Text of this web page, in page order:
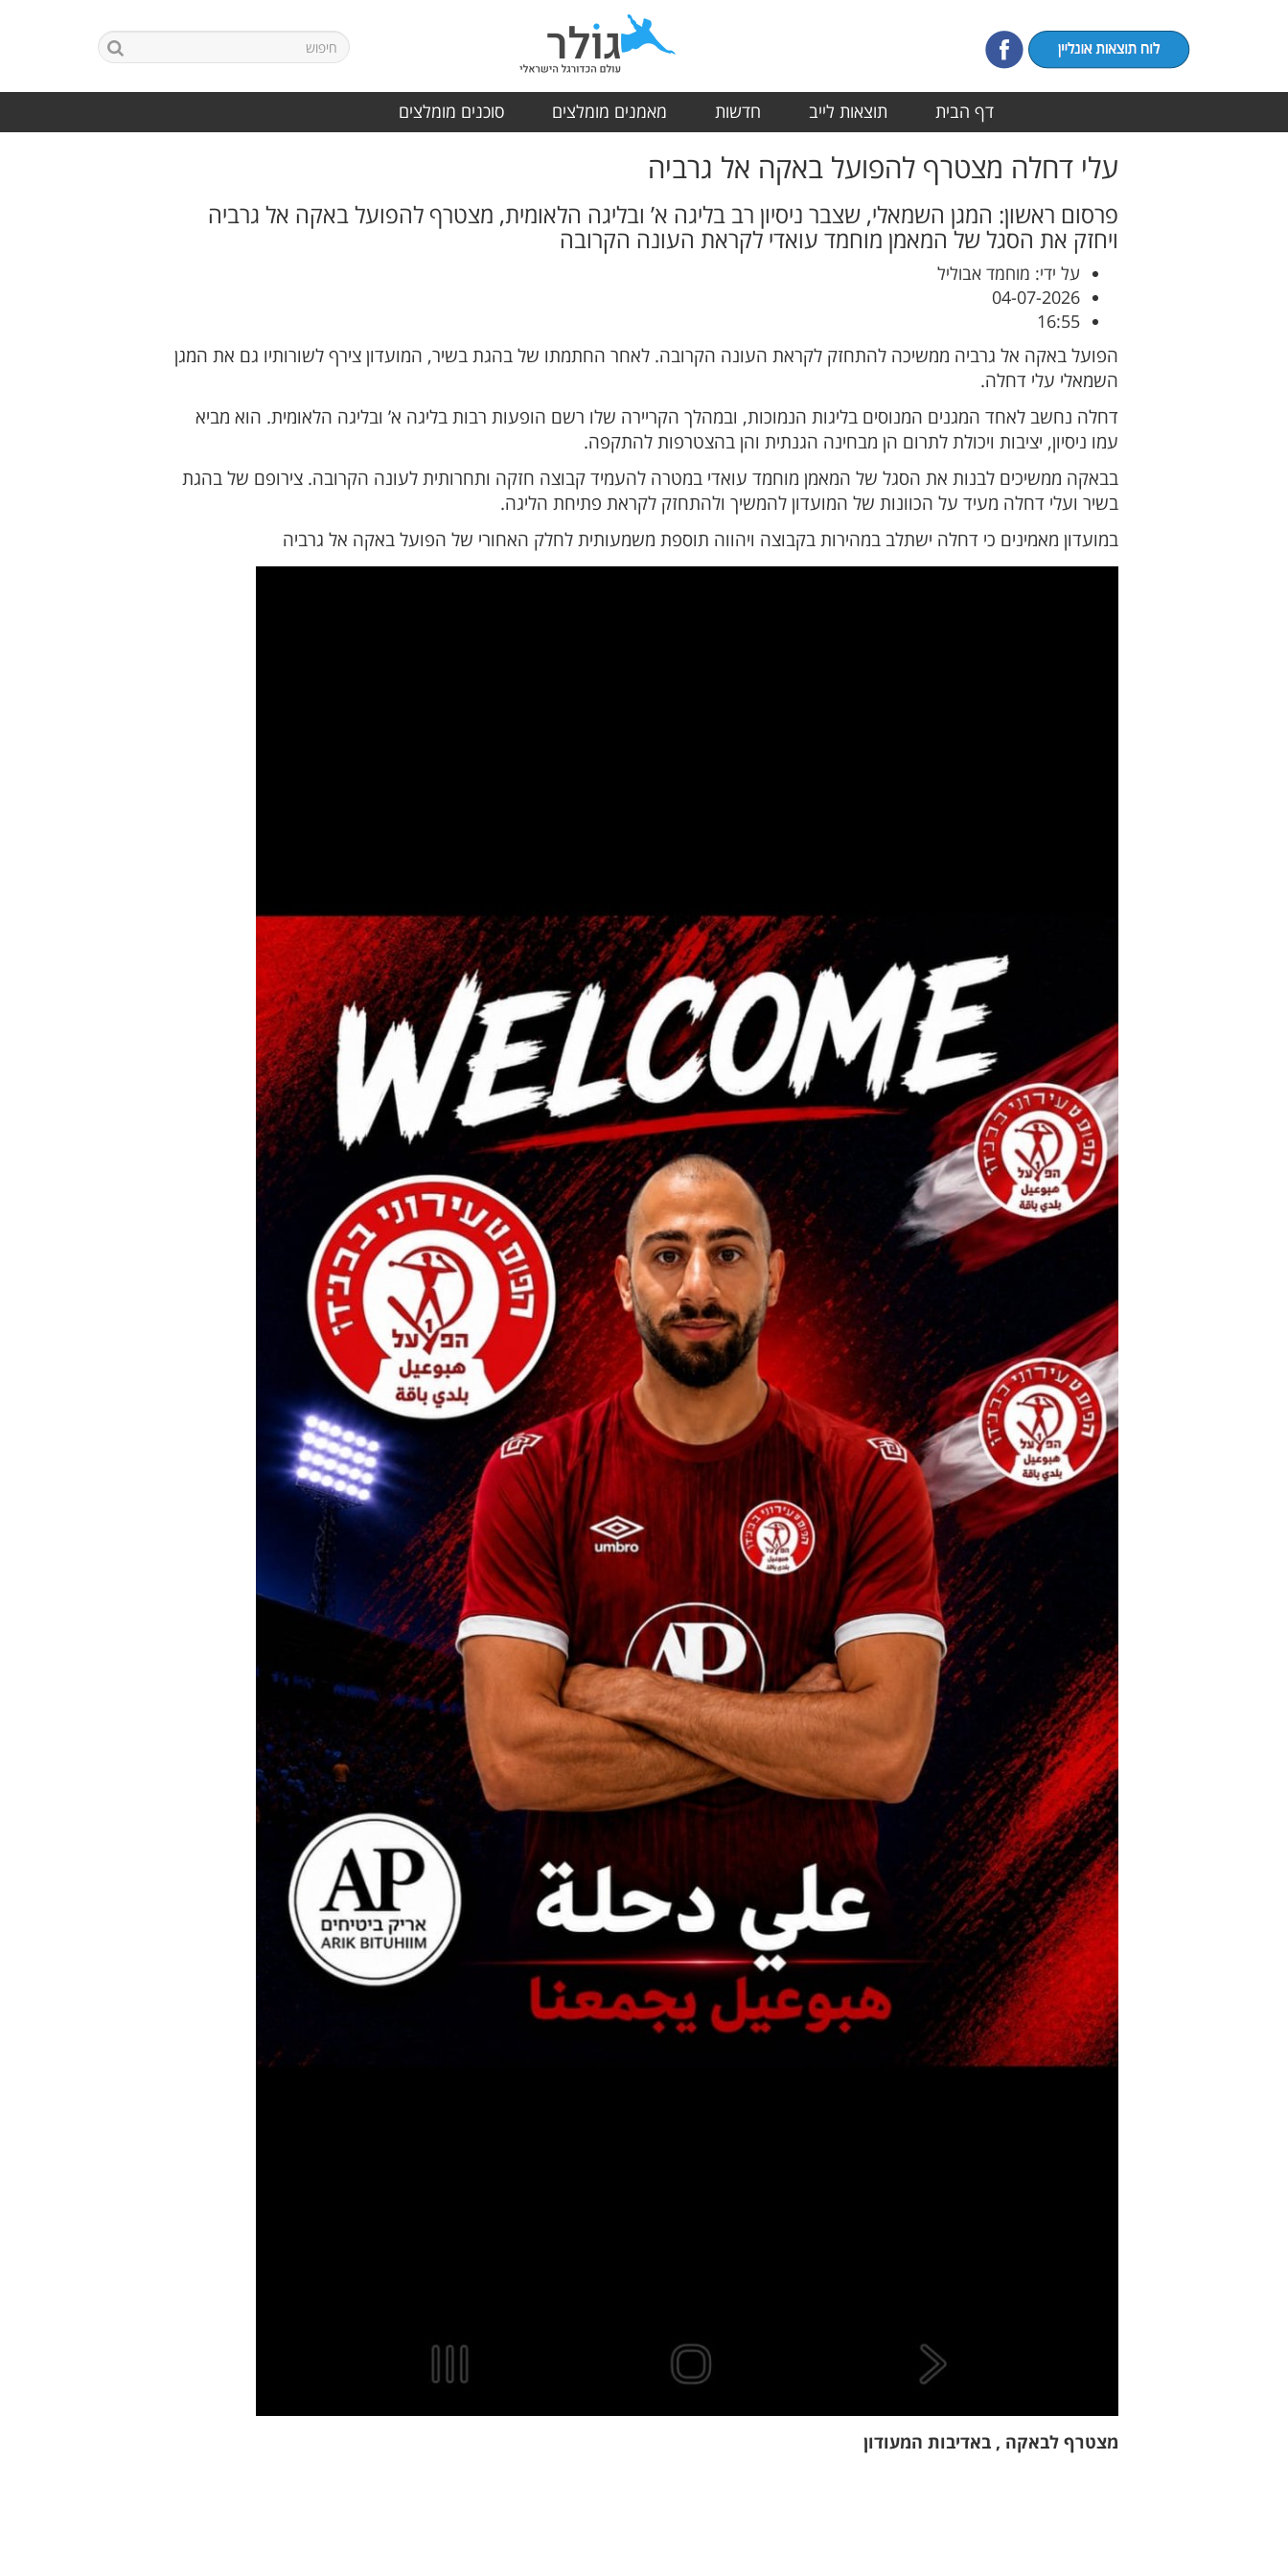
דף הבית תוצאות לייב חדשות מאמנים מומלצים סוכנים מומלצים
עלי דחלה מצטרף להפועל באקה אל גרביה
פרסום ראשון: המגן השמאלי, שצבר ניסיון רב בליגה א’ ובליגה הלאומית, מצטרף להפועל באקה אל גרביה
ויחזק את הסגל של המאמן מוחמד עואדי לקראת העונה הקרובה
על ידי: מוחמד אבוליל
04-07-2026
16:55
הפועל באקה אל גרביה ממשיכה להתחזק לקראת העונה הקרובה. לאחר החתמתו של בהגת בשיר, המועדון צירף לשורותיו גם את המגן
השמאלי עלי דחלה.
דחלה נחשב לאחד המגנים המנוסים בליגות הנמוכות, ובמהלך הקריירה שלו רשם הופעות רבות בליגה א’ ובליגה הלאומית. הוא מביא
עמו ניסיון, יציבות ויכולת לתרום הן מבחינה הגנתית והן בהצטרפות להתקפה.
בבאקה ממשיכים לבנות את הסגל של המאמן מוחמד עואדי במטרה להעמיד קבוצה חזקה ותחרותית לעונה הקרובה. צירופם של בהגת
בשיר ועלי דחלה מעיד על הכוונות של המועדון להמשיך ולהתחזק לקראת פתיחת הליגה.
במועדון מאמינים כי דחלה ישתלב במהירות בקבוצה ויהווה תוספת משמעותית לחלק האחורי של הפועל באקה אל גרביה
מצטרף לבאקה , באדיבות המעודון